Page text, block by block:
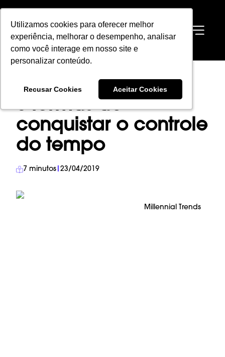
Utilizamos cookies para oferecer melhor
experiência, melhorar o desempenho, analisar
como você interage em nosso site e
personalizar conteúdo.
Recusar Cookies Aceitar Cookies
Utilizamos cookies para oferecer melhor
experiência, melhorar o desempenho, analisar
como você interage em nosso site e
personalizar conteúdo.
Recusar Cookies Aceitar Cookies
EN
MILLENNIAL TRENDS
→
6 FORMAS DE CONQUISTAR O CONTROLE DO TEMPO
6 formas de
conquistar o controle
do tempo
7 minutos 23/04/2019
Millennial Trends